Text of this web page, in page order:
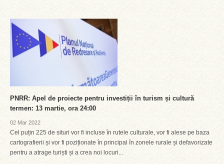
PNRR: Apel de proiecte pentru investiții în turism și cultură
termen: 13 martie, ora 24:00
02 Mar 2022
Cel puțin 225 de situri vor fi incluse în rutele culturale, vor fi alese pe baza
cartografierii și vor fi poziționate în principal în zonele rurale și defavorizate
pentru a atrage turiști și a crea noi locuri...